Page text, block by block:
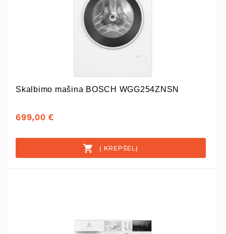
Skalbimo mašina BOSCH WGG254ZNSN
699,00 €
Į KREPŠELĮ